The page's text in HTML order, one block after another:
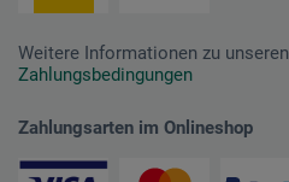
Weitere Informationen zu unseren
Zahlungsbedingungen
Zahlungsarten im Onlineshop